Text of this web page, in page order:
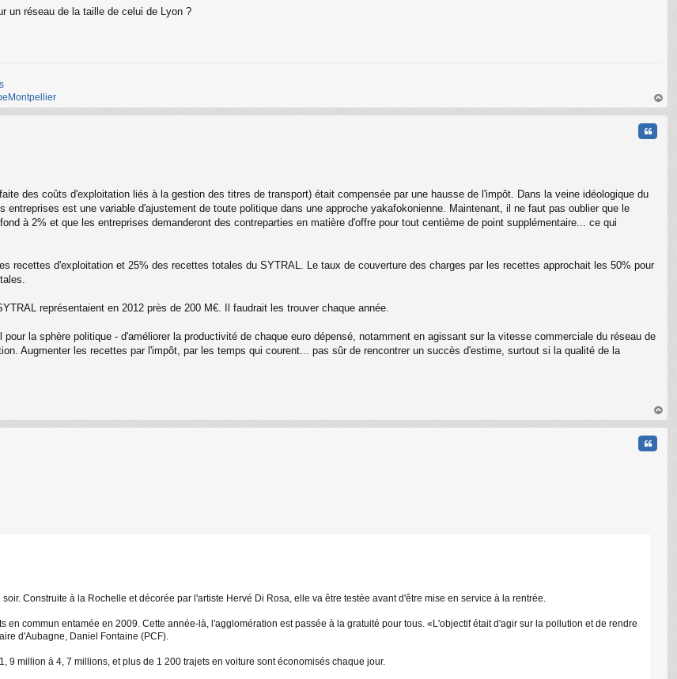
un réseau de la taille de celui de Lyon ?
au
des coûts d'exploitation liés à la gestion des titres de transport) était compensée par une hausse de l'impôt. Dans la veine idéologique du
est une variable d'ajustement de toute politique dans une approche yakafokonienne. Maintenant, il ne faut pas oublier que le
à 2% et que les entreprises demanderont des contreparties en matière d'offre pour tout centième de point supplémentaire... ce qui
recettes d'exploitation et 25% des recettes totales du SYTRAL. Le taux de couverture des charges par les recettes approchait les 50% pour
représentaient en 2012 près de 200 M€. Il faudrait les trouver chaque année.
pour la sphère politique - d'améliorer la productivité de chaque euro dépensé, notamment en agissant sur la vitesse commerciale du réseau de
Augmenter les recettes par l'impôt, par les temps qui courent... pas sûr de rencontrer un succès d'estime, surtout si la qualité de la
au
Construite à la Rochelle et décorée par l'artiste Hervé Di Rosa, elle va être testée avant d'être mise en service à la rentrée.
en commun entamée en 2009. Cette année-là, l'agglomération est passée à la gratuité pour tous. «L'objectif était d'agir sur la pollution et de rendre
d'Aubagne, Daniel Fontaine (PCF).
9 million à 4, 7 millions, et plus de 1 200 trajets en voiture sont économisés chaque jour.